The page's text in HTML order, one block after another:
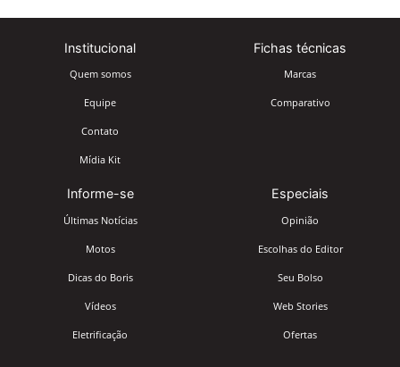
Institucional
Quem somos
Equipe
Contato
Mídia Kit
Fichas técnicas
Marcas
Comparativo
Informe-se
Últimas Notícias
Motos
Dicas do Boris
Vídeos
Eletrificação
Especiais
Opinião
Escolhas do Editor
Seu Bolso
Web Stories
Ofertas